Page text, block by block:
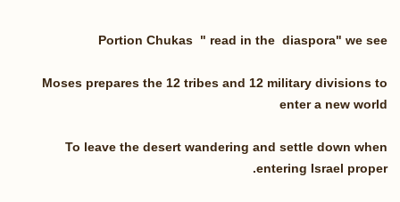
Portion Chukas " read in the diaspora" we see
Moses prepares the 12 tribes and 12 military divisions to
enter a new world
To leave the desert wandering and settle down when
entering Israel proper.